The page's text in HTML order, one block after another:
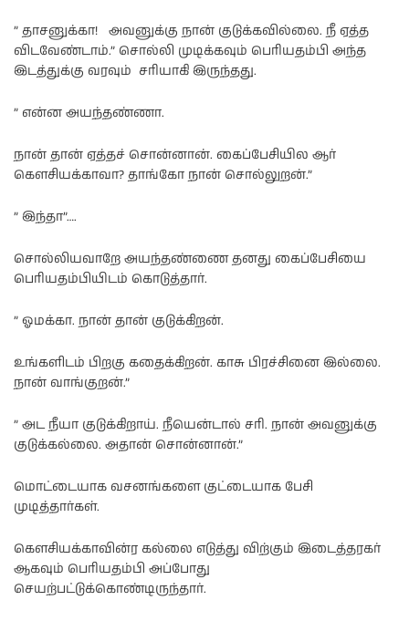
” தாசனுக்கா! அவனுக்கு நான் குடுக்கவில்லை. நீ ஏத்த
விடவேண்டாம்.” சொல்லி முடிக்கவும் பெரியதம்பி அந்த
இடத்துக்கு வரவும் சரியாகி இருந்தது.
” என்ன அயந்தண்ணா.
நான் தான் ஏத்தச் சொன்னான். கைப்பேசியில ஆர்
கௌசியக்காவா? தாங்கோ நான் சொல்லுறன்.”
” இந்தா”….
சொல்லியவாறே அயந்தண்ணை தனது கைப்பேசியை
பெரியதம்பியிடம் கொடுத்தார்.
” ஓமக்கா. நான் தான் குடுக்கிறன்.
உங்களிடம் பிறகு கதைக்கிறன். காசு பிரச்சினை இல்லை.
நான் வாங்குறன்.”
” அட நீயா குடுக்கிறாய். நீயென்டால் சரி. நான் அவனுக்கு
குடுக்கல்லை. அதான் சொன்னான்.”
மொட்டையாக வசனங்களை குட்டையாக பேசி
முடித்தார்கள்.
கௌசியக்காவின்ர கல்லை எடுத்து விற்கும் இடைத்தரகர்
ஆகவும் பெரியதம்பி அப்போது
செயற்பட்டுக்கொண்டிருந்தார்.